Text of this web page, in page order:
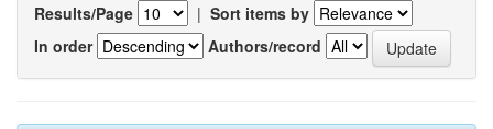
Results/Page | Sort items by
In order
Authors/record